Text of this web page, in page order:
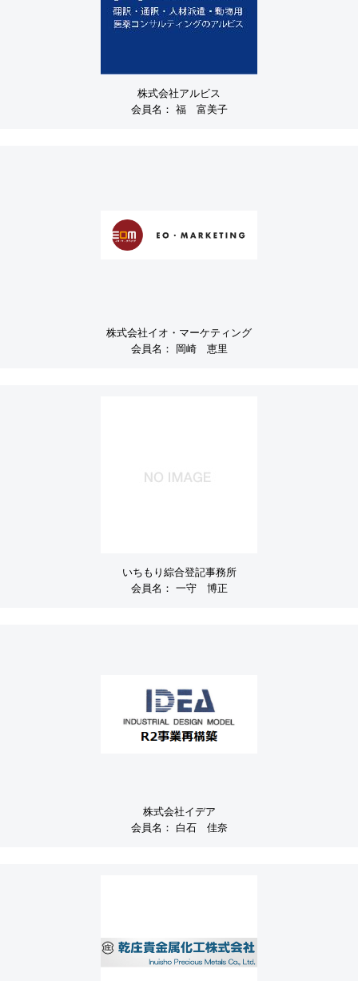
株式会社アルビス
会員名： 福 富美子
株式会社イオ・マーケティング
会員名：
岡崎 恵里
いちもり綜合登記事務所
会員名： 一守 博正
株式会社イデア
会員名：
白石 佳奈